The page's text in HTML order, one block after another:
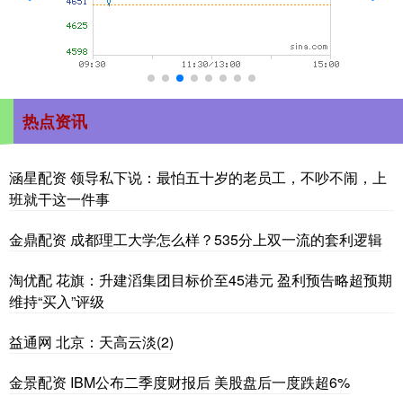
热点资讯
涵星配资 领导私下说：最怕五十岁的老员工，不吵不闹，上
班就干这一件事
金鼎配资 成都理工大学怎么样？535分上双一流的套利逻辑
淘优配 花旗：升建滔集团目标价至45港元 盈利预告略超预期
维持“买入”评级
益通网 北京：天高云淡(2)
金景配资 IBM公布二季度财报后 美股盘后一度跌超6%